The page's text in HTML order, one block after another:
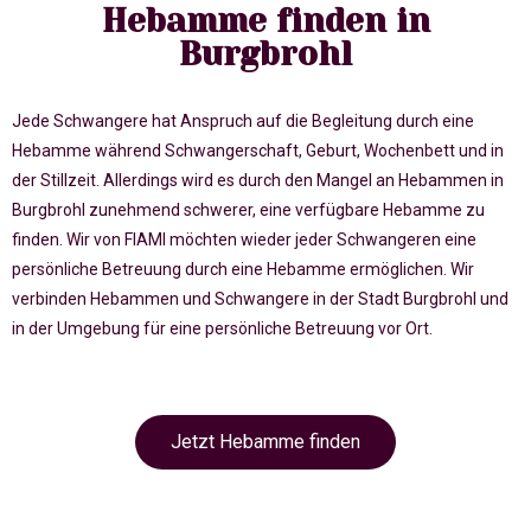
Hebamme finden in
Burgbrohl
Jede Schwangere hat Anspruch auf die Begleitung durch eine
Hebamme während Schwangerschaft, Geburt, Wochenbett und in
der Stillzeit. Allerdings wird es durch den Mangel an Hebammen in
Burgbrohl zunehmend schwerer, eine verfügbare Hebamme zu
finden. Wir von FIAMI möchten wieder jeder Schwangeren eine
persönliche Betreuung durch eine Hebamme ermöglichen. Wir
verbinden Hebammen und Schwangere in der Stadt Burgbrohl und
in der Umgebung für eine persönliche Betreuung vor Ort.
Jetzt Hebamme finden